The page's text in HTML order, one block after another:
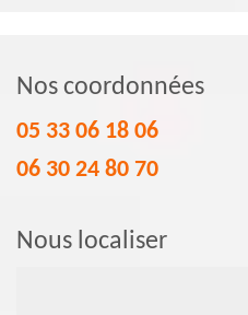
Nos coordonnées
05 33 06 18 06
06 30 24 80 70
Nous localiser